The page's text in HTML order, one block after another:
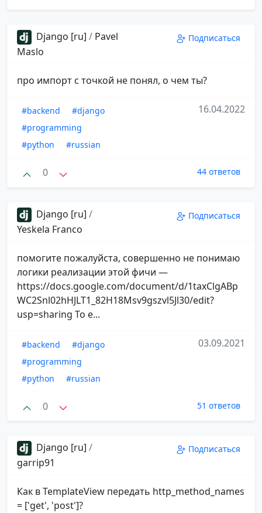
Django [ru] / Pavel
Maslo
Подписаться
про импорт с точкой не понял, о чем ты?
#backend
#django
#programming
#python
#russian
16.04.2022
0 44 ответов
Django [ru] /
Yeskela Franco
Подписаться
помогите пожалуйста, совершенно не понимаю
логики реализации этой фичи —
https://docs.google.com/document/d/1taxClgABp
WC2Snl02hHJLT1_82H18Msv9gszvl5Jl30/edit?
usp=sharing То е...
#backend
#django
#programming
#python
#russian
03.09.2021
0 51 ответов
Django [ru] /
garrip91
Подписаться
Как в TemplateView передать http_method_names
= ['get', 'post']?